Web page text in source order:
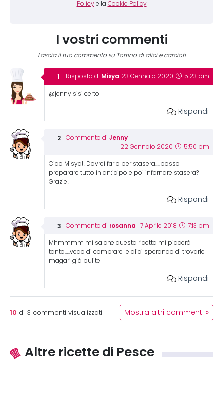
Policy e la Cookie Policy
I vostri commenti
Lascia il tuo commento su Tortino di alici e carciofi
Risposta di Misya 23 Gennaio 2020 5:23 pm
@jenny sisi certo
Rispondi
Commento di Jenny
22 Gennaio 2020 5:50 pm
Ciao Misya!! Dovrei farlo per stasera…..posso
preparare tutto in anticipo e poi infornare stasera?
Grazie!
Rispondi
Commento di rosanna 7 Aprile 2018 7:13 pm
Mhmmmm mi sa che questa ricetta mi piacerà
tanto…..vedo di comprare le alici sperando di trovarle
magari già pulite
Rispondi
10 di 3 commenti visualizzati Mostra altri commenti »
Altre ricette di Pesce